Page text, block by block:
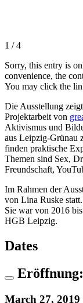
1 / 4
Sorry, this entry is
convenience, the
You may click the
Die Ausstellung
Projektarbeit von
Aktivismus und
aus Leipzig-Grünau
finden praktische
Themen sind Sex,
Freundschaft,
Im Rahmen der
von Lina Ruske
Sie war von 2016
HGB Leipzig.
Dates
March 27, 2019